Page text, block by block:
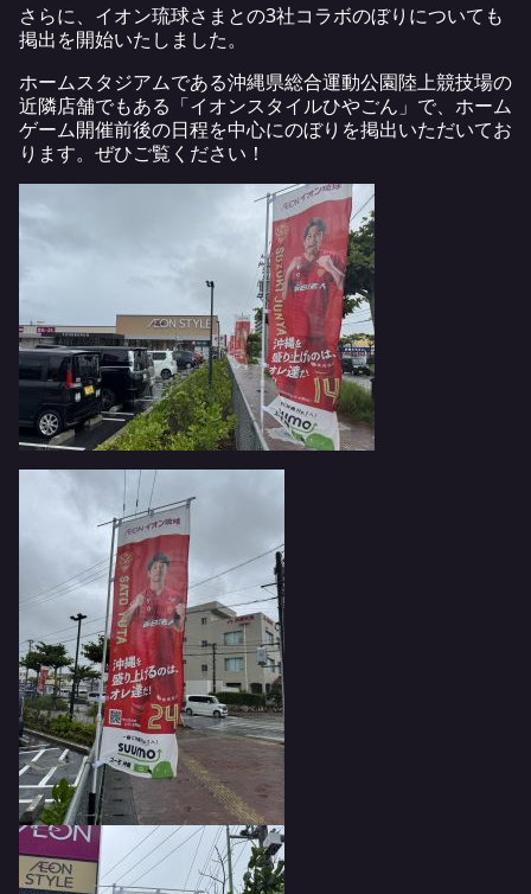
さらに、イオン琉球さまとの3社コラボのぼりについても
掲出を開始いたしました。
ホームスタジアムである沖縄県総合運動公園陸上競技場の
近隣店舗でもある「イオンスタイルひやごん 」で、ホーム
ゲーム開催前後の日程を中心にのぼりを掲出いただいてお
ります。ぜひご覧ください！